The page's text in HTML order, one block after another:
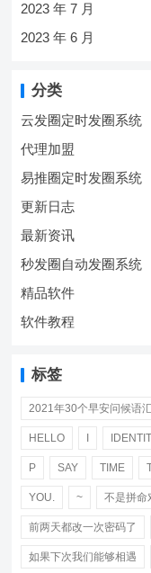
2023 年 7 月
2023 年 6 月
分类
云发圈定时发圈系统
代理加盟
易推圈定时发圈系统
更新日志
最新资讯
秒发圈自动发圈系统
精品软件
软件教程
标签
2021年30个早安问候语
HELLO
P SAY TIME
YOU. ~ 不是拼命
前两天都改一次密码了
如果下次我们能够相遇